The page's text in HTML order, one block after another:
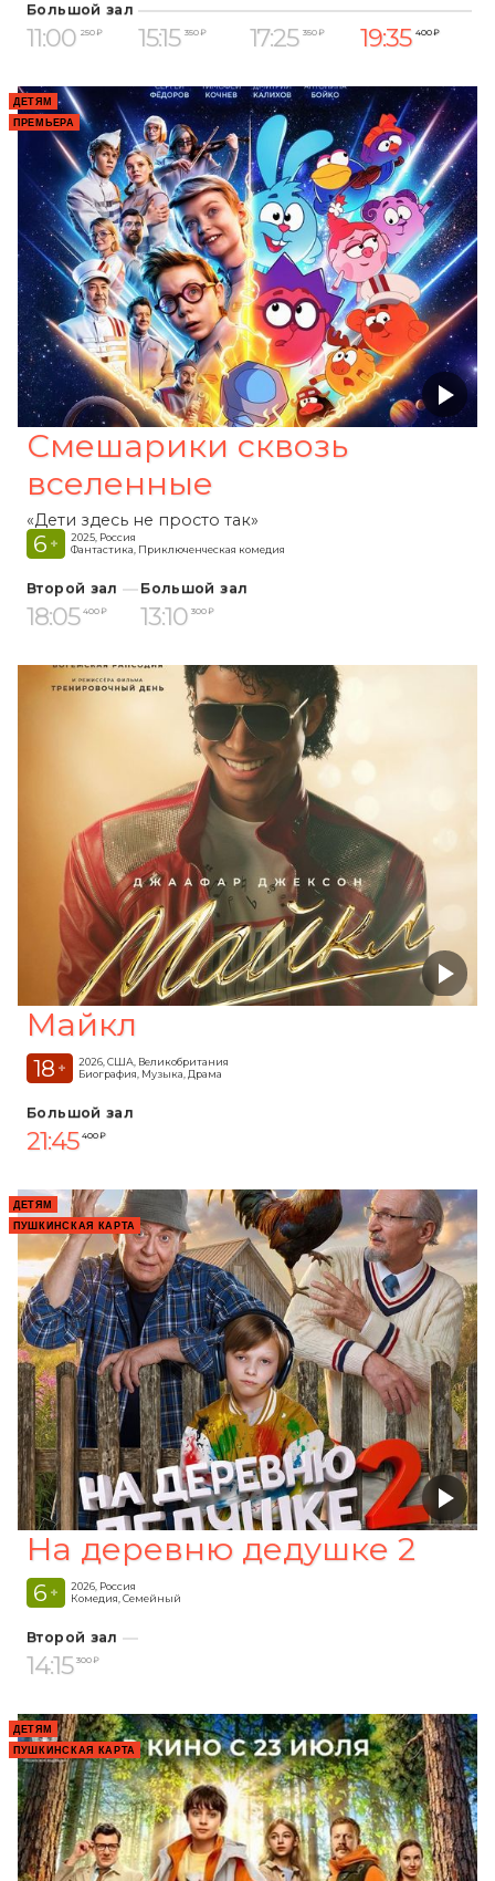
Большой зал
11:00 250 ₽ 15:15 350 ₽ 17:25 350 ₽ 19:35 400 ₽
ДЕТЯМ
ПРЕМЬЕРА
Смешарики сквозь
вселенные
«Дети здесь не просто так»
6 +
2025, Россия
Фантастика, Приключенческая комедия
Второй зал
18:05 400 ₽
Большой зал
13:10 300 ₽
Майкл
18 +
2026, США, Великобритания
Биография, Музыка, Драма
Большой зал
21:45 400 ₽
ДЕТЯМ
ПУШКИНСКАЯ КАРТА
На деревню дедушке 2
6 +
2026, Россия
Комедия, Семейный
Второй зал
14:15 300 ₽
ДЕТЯМ
ПУШКИНСКАЯ КАРТА